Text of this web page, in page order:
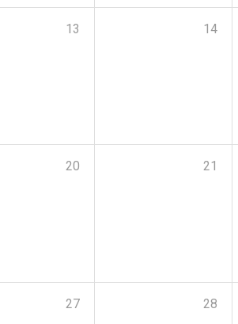
13 14
20 21
27 28